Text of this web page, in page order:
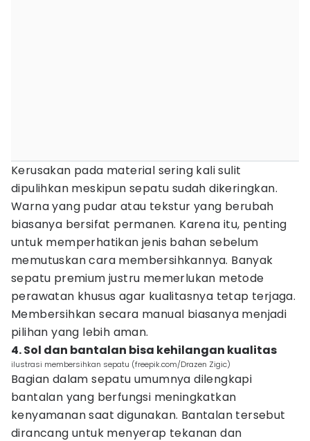
Kerusakan pada material sering kali sulit
dipulihkan meskipun sepatu sudah dikeringkan.
Warna yang pudar atau tekstur yang berubah
biasanya bersifat permanen. Karena itu, penting
untuk memperhatikan jenis bahan sebelum
memutuskan cara membersihkannya. Banyak
sepatu premium justru memerlukan metode
perawatan khusus agar kualitasnya tetap terjaga.
Membersihkan secara manual biasanya menjadi
pilihan yang lebih aman.
4. Sol dan bantalan bisa kehilangan kualitas
ilustrasi membersihkan sepatu (freepik.com/Drazen Zigic)
Bagian dalam sepatu umumnya dilengkapi
bantalan yang berfungsi meningkatkan
kenyamanan saat digunakan. Bantalan tersebut
dirancang untuk menyerap tekanan dan